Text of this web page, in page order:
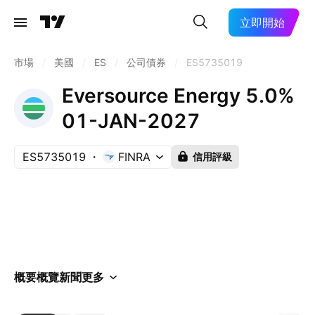
立即開始
市場 美國 ES 公司債券 ES5735019
Eversource Energy 5.0%
01-JAN-2027
ES5735019 FINRA 信用評級
概要概覽新聞更多